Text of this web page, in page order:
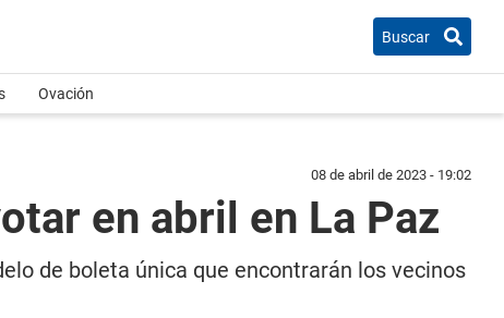
Buscar
Ovación
08 de abril de 2023 - 19:02
en abril en La Paz
de boleta única que encontrarán los vecinos